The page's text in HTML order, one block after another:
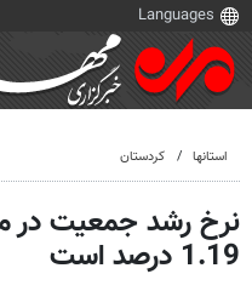
استانها کردستان
نرخ رشد جمعیت در
1.19 درصد است